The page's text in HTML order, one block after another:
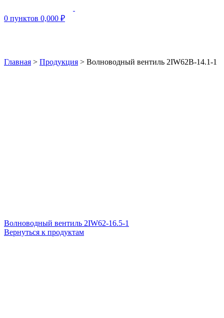
0 пунктов 0,000 ₽
Главная > Продукция > Волноводный вентиль 2IW62B-14.1-1
Волноводный вентиль 2IW62-16.5-1
Вернуться к продуктам